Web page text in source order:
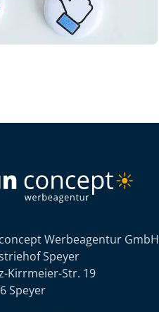
concept Werbeagentur GmbH
Speyer
Kirrmeier-Str. 19
Speyer